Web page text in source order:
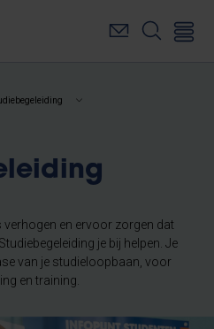
en ervoor zorgen dat
je bij helpen. Je
van je studieloopbaan, voor
en training.